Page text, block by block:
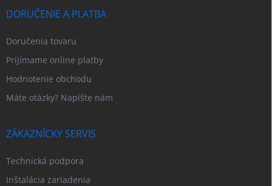
DORUČENIE A PLATBA
Doručenia tovaru
Prijímame online platby
Hodnotenie obchodu
Máte otázky? Napíšte nám
ZÁKAZNÍCKY SERVIS
Technická podpora
Inštalácia zariadenia